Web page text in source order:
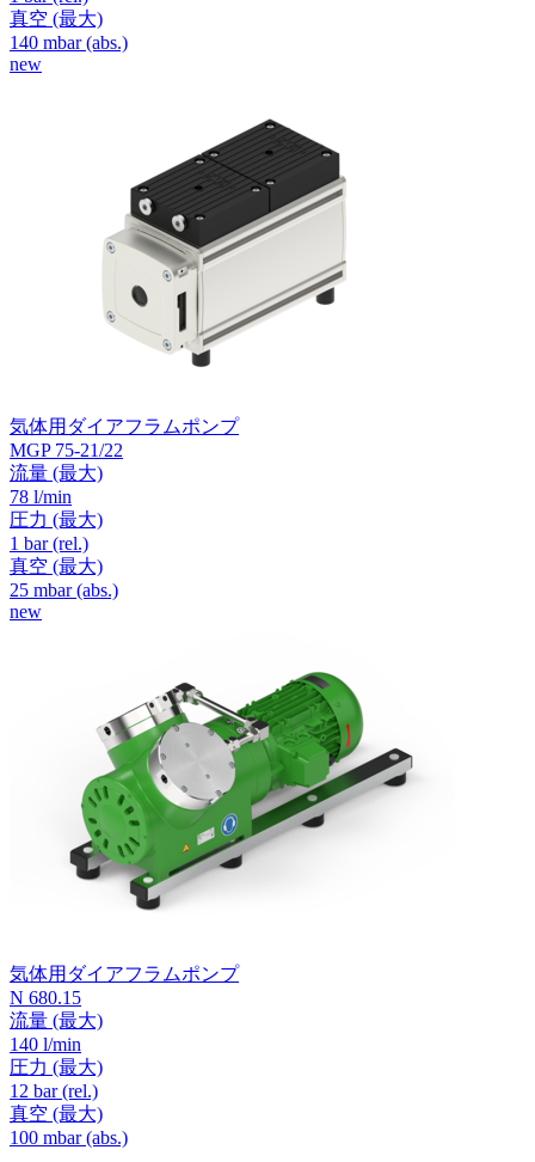
真空 (最大)
140 mbar (abs.)
new
気体用ダイアフラムポンプ
MGP 75-21/22
流量 (最大)
78 l/min
圧力 (最大)
1 bar (rel.)
真空 (最大)
25 mbar (abs.)
new
気体用ダイアフラムポンプ
N 680.15
流量 (最大)
140 l/min
圧力 (最大)
12 bar (rel.)
真空 (最大)
100 mbar (abs.)